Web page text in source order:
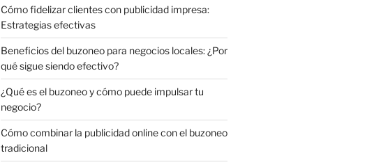
Cómo fidelizar clientes con publicidad impresa:
Estrategias efectivas
Beneficios del buzoneo para negocios locales: ¿Por
qué sigue siendo efectivo?
¿Qué es el buzoneo y cómo puede impulsar tu
negocio?
Cómo combinar la publicidad online con el buzoneo
tradicional